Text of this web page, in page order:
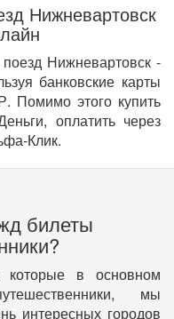
Нижневартовск
Нижневартовск -
банковские карты
Помимо этого купить
оплатить через
Клик.
билеты
которые в основном
мы
интересных городов